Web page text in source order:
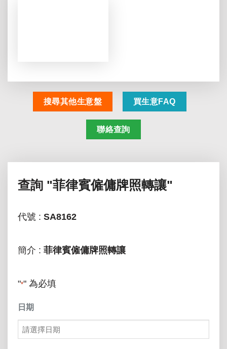
搜尋其他生意盤 買生意FAQ
聯絡查詢
查詢 "菲律賓僱傭牌照轉讓"
代號 : SA8162
簡介 : 菲律賓僱傭牌照轉讓
"*" 為必填
日期
MM